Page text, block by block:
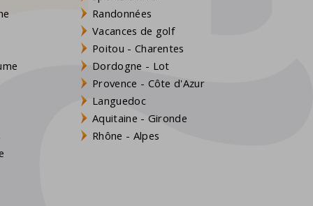
Randonnées
Vacances de golf
Poitou - Charentes
Dordogne - Lot
Provence - Côte d'Azur
Languedoc
Aquitaine - Gironde
Rhône - Alpes